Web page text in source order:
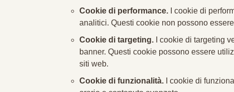
Cookie di performance. I cookie di
analitici. Questi cookie non possono
Cookie di targeting. I cookie di targeting
banner. Questi cookie possono essere
siti web.
Cookie di funzionalità. I cookie di